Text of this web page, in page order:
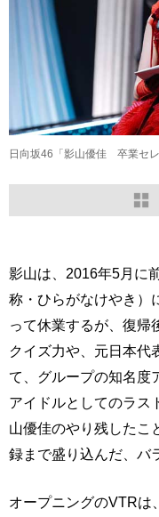
日向坂46「影山優佳 卒業
影山は、2016年5月に
称・ひらがなけやき）
って休業するが、復帰
クイズ力や、元日本代
て、グループの知名度
アイドルとしてのラス
山優佳のやり残したこ
録まで盛り込んだ、バ
オープニングのVTRは